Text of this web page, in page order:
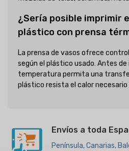
¿Sería posible imprimir
plástico con prensa
La prensa de vasos ofrece
según el plástico usado. Antes
temperatura permita una
plástico resista el calor
Envíos a toda
Península, Canarias,